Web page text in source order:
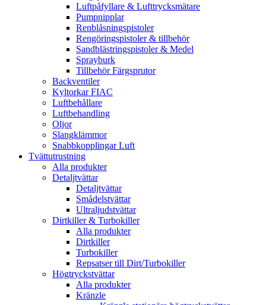
Luftpåfyllare & Lufttrycksmätare
Pumpnipplar
Renblåsningspistoler
Rengöringspistoler & tillbehör
Sandblästringspistoler & Medel
Sprayburk
Tillbehör Färgsprutor
Backventiler
Kyltorkar FIAC
Luftbehållare
Luftbehandling
Oljor
Slangklämmor
Snabbkopplingar Luft
Tvättutrustning
Alla produkter
Detaljtvättar
Detaljtvättar
Smådelstvättar
Ultraljudstvättar
Dirtkiller & Turbokiller
Alla produkter
Dirtkiller
Turbokiller
Repsatser till Dirt/Turbokiller
Högtryckstvättar
Alla produkter
Kränzle